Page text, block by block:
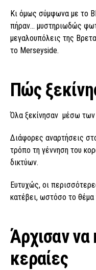
Κι όμως σύμφωνα με το
πήραν… μυστηριωδώς
μεγαλουπόλεις της
το Merseyside.
Πώς
Όλα ξεκίνησαν μέσω των
Διάφορες αναρτήσεις
τρόπο τη γέννηση του
δικτύων.
Ευτυχώς, οι
κατέβει, ωστόσο το
Άρχισαν να
κεραίες